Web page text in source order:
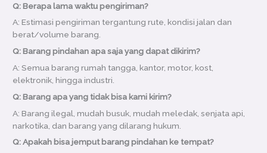
Q: Berapa lama waktu pengiriman?
A: Estimasi pengiriman tergantung rute, kondisi jalan dan
berat/volume barang.
Q: Barang pindahan apa saja yang dapat dikirim?
A: Semua barang rumah tangga, kantor, motor, kost,
elektronik, hingga industri.
Q: Barang apa yang tidak bisa kami kirim?
A: Barang ilegal, mudah busuk, mudah meledak, senjata api,
narkotika, dan barang yang dilarang hukum.
Q: Apakah bisa jemput barang pindahan ke tempat?